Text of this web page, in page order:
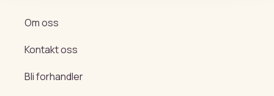
Om oss
Kontakt oss
Bli forhandler